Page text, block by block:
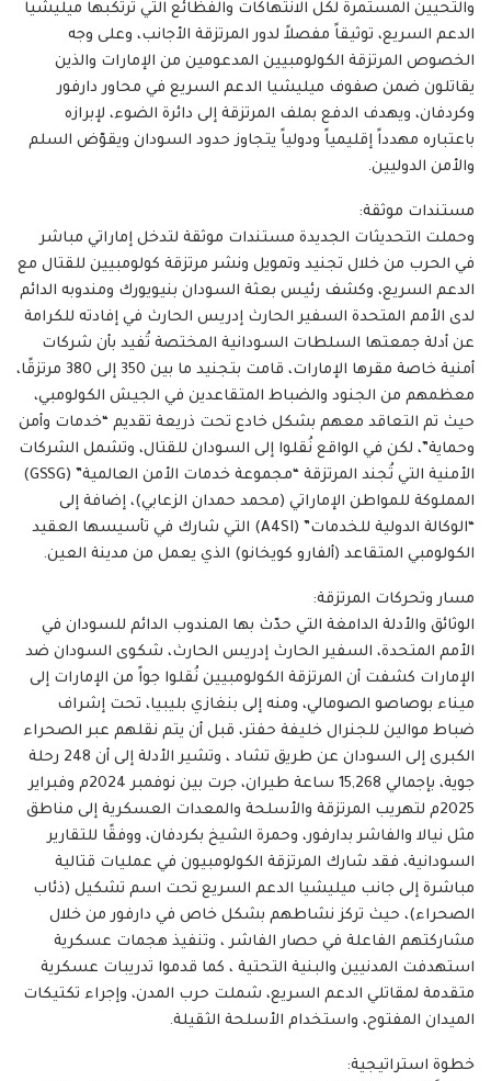
والتحيين المستمرة لكل الانتهاكات والفظائع التي ترتكبها ميليشيا
الدعم السريع، توثيقاً مفصلاً لدور المرتزقة الأجانب، وعلى وجه
الخصوص المرتزقة الكولومبيين المدعومين من الإمارات والذين
يقاتلون ضمن صفوف ميليشيا الدعم السريع في محاور دارفور
وكردفان، ويهدف الدفع بملف المرتزقة إلى دائرة الضوء، لإبرازه
باعتباره مهدداً إقليمياً ودولياً يتجاوز حدود السودان ويقوّض السلم
والأمن الدوليين.
مستندات موثقة:
وحملت التحديثات الجديدة مستندات موثقة لتدخل إماراتي مباشر
في الحرب من خلال تجنيد وتمويل ونشر مرتزقة كولومبيين للقتال مع
الدعم السريع، وكشف رئيس بعثة السودان بنيويورك ومندوبه الدائم
لدى الأمم المتحدة السفير الحارث إدريس الحارث في إفادته للكرامة
عن أدلة جمعتها السلطات السودانية المختصة تُفيد بأن شركات
أمنية خاصة مقرها الإمارات، قامت بتجنيد ما بين 350 إلى 380 مرتزقًا،
معظمهم من الجنود والضباط المتقاعدين في الجيش الكولومبي،
حيث تم التعاقد معهم بشكل خادع تحت ذريعة تقديم “خدمات وأمن
وحماية”، لكن في الواقع نُقلوا إلى السودان للقتال، وتشمل الشركات
الأمنية التي تُجند المرتزقة “مجموعة خدمات الأمن العالمية” (GSSG)
المملوكة للمواطن الإماراتي (محمد حمدان الزعابي)، إضافة إلى
“الوكالة الدولية للخدمات” (A4SI) التي شارك في تأسيسها العقيد
الكولومبي المتقاعد (ألفارو كويخانو) الذي يعمل من مدينة العين.
مسار وتحركات المرتزقة:
الوثائق والأدلة الدامغة التي حدّث بها المندوب الدائم للسودان في
الأمم المتحدة، السفير الحارث إدريس الحارث، شكوى السودان ضد
الإمارات كشفت أن المرتزقة الكولومبيين نُقلوا جواً من الإمارات إلى
ميناء بوصاصو الصومالي، ومنه إلى بنغازي بليبيا، تحت إشراف
ضباط موالين للجنرال خليفة حفتر، قبل أن يتم نقلهم عبر الصحراء
الكبرى إلى السودان عن طريق تشاد ، وتشير الأدلة إلى أن 248 رحلة
جوية، بإجمالي 15,268 ساعة طيران، جرت بين نوفمبر 2024م وفبراير
2025م لتهريب المرتزقة والأسلحة والمعدات العسكرية إلى مناطق
مثل نيالا والفاشر بدارفور، وحمرة الشيخ بكردفان، ووفقًا للتقارير
السودانية، فقد شارك المرتزقة الكولومبيون في عمليات قتالية
مباشرة إلى جانب ميليشيا الدعم السريع تحت اسم تشكيل (ذئاب
الصحراء)، حيث تركز نشاطهم بشكل خاص في دارفور من خلال
مشاركتهم الفاعلة في حصار الفاشر ، وتنفيذ هجمات عسكرية
استهدفت المدنيين والبنية التحتية ، كما قدموا تدريبات عسكرية
متقدمة لمقاتلي الدعم السريع، شملت حرب المدن، وإجراء تكتيكات
الميدان المفتوح، واستخدام الأسلحة الثقيلة.
خطوة استراتيجية: